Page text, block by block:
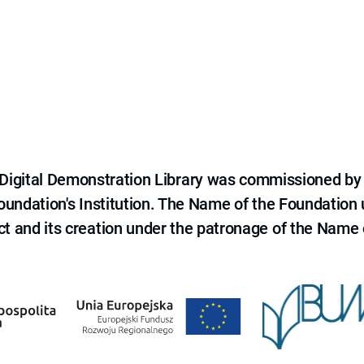
Demonstration Library was commissioned
Institution. The Name of the Foundation
and its creation under the patronage of the